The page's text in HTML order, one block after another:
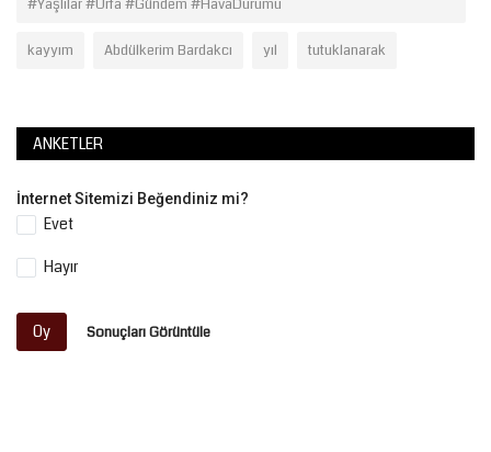
#Yaşlılar #Urfa #Gündem #HavaDurumu
kayyım Abdülkerim Bardakcı yıl tutuklanarak
ANKETLER
İnternet Sitemizi Beğendiniz mi?
Evet
Hayır
Oy Sonuçları Görüntüle